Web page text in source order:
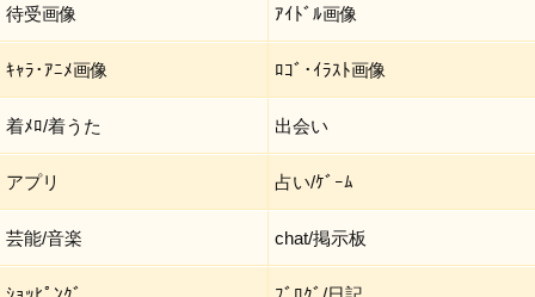
待受画像 ｱｲﾄﾞﾙ画像
ｷｬﾗ･ｱﾆﾒ画像 ﾛｺﾞ･ｲﾗｽﾄ画像
着ﾒﾛ/着うた 出会い
アプリ 占い/ｹﾞｰﾑ
芸能/音楽 chat/掲示板